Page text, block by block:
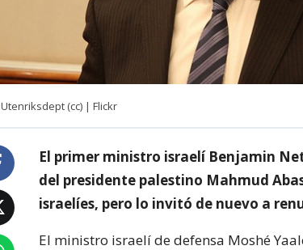
Utenriksdept (cc) | Flickr
El primer ministro israelí Benjamin
del presidente palestino Mahmud
israelíes, pero lo invitó de nuevo a
El ministro israelí de defensa Moshé